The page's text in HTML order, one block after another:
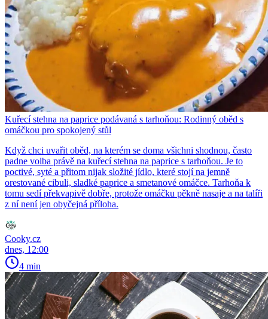
Kuřecí stehna na paprice podávaná s tarhoňou: Rodinný oběd s
omáčkou pro spokojený stůl
Když chci uvařit oběd, na kterém se doma všichni shodnou, často
padne volba právě na kuřecí stehna na paprice s tarhoňou. Je to
poctivé, syté a přitom nijak složité jídlo, které stojí na jemně
orestované cibuli, sladké paprice a smetanové omáčce. Tarhoňa k
tomu sedí překvapivě dobře, protože omáčku pěkně nasaje a na talíři
z ní není jen obyčejná příloha.
Cooky.cz
dnes, 12:00
4 min